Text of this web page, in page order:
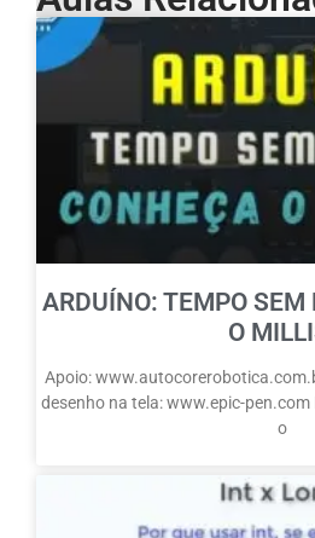
ARDUÍNO: TEMPO SEM
O
Apoio:
desenho na tela: www.epic-
o